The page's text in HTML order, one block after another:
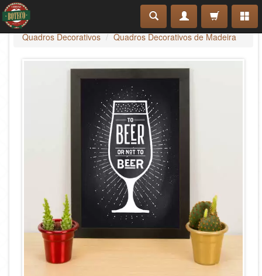
Quadros Decorativos Quadros Decorativos de Madeira